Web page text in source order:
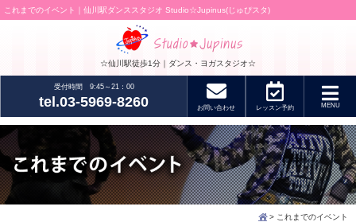
これまでのイベント｜仙川駅ダンススタジオ Studio☆Jupinus(じゅぴスタ)
☆仙川駅徒歩1分｜ダンス・ヨガスタジオ☆
受付時間 9:45～21：00
tel.03-5969-8260 お問い合わせ レッスン予約 MENU
> これまでのイベント